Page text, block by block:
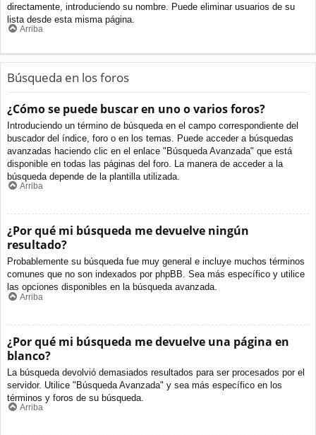
directamente, introduciendo su nombre. Puede eliminar usuarios de su
lista desde esta misma página.
Arriba
Búsqueda en los foros
¿Cómo se puede buscar en uno o varios foros?
Introduciendo un término de búsqueda en el campo correspondiente del
buscador del índice, foro o en los temas. Puede acceder a búsquedas
avanzadas haciendo clic en el enlace "Búsqueda Avanzada" que está
disponible en todas las páginas del foro. La manera de acceder a la
búsqueda depende de la plantilla utilizada.
Arriba
¿Por qué mi búsqueda me devuelve ningún
resultado?
Probablemente su búsqueda fue muy general e incluye muchos términos
comunes que no son indexados por phpBB. Sea más específico y utilice
las opciones disponibles en la búsqueda avanzada.
Arriba
¿Por qué mi búsqueda me devuelve una página en
blanco?
La búsqueda devolvió demasiados resultados para ser procesados por el
servidor. Utilice "Búsqueda Avanzada" y sea más específico en los
términos y foros de su búsqueda.
Arriba